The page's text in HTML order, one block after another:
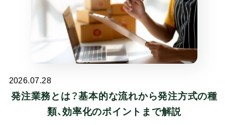
2026.07.28
発注業務とは？基本的な流れから発注方式の種
類、効率化のポイントまで解説